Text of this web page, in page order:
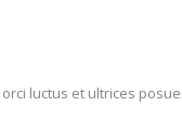
luctus et ultrices